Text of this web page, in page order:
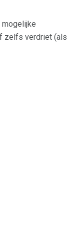
mogelijke
zelfs verdriet (als